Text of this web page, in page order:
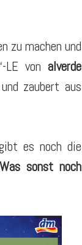
zu machen und
LE vonalverde
zaubert aus
es noch die
Was sonst noch